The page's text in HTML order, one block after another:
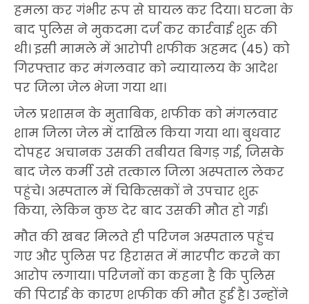
हमला कर गंभीर रूप से घायल कर दिया। घटना के
बाद पुलिस ने मुकदमा दर्ज कर कार्रवाई शुरू की
थी। इसी मामले में आरोपी शफीक अहमद (45) को
गिरफ्तार कर मंगलवार को न्यायालय के आदेश
पर जिला जेल भेजा गया था।
जेल प्रशासन के मुताबिक, शफीक को मंगलवार
शाम जिला जेल में दाखिल किया गया था। बुधवार
दोपहर अचानक उसकी तबीयत बिगड़ गई, जिसके
बाद जेल कर्मी उसे तत्काल जिला अस्पताल लेकर
पहुंचे। अस्पताल में चिकित्सकों ने उपचार शुरू
किया, लेकिन कुछ देर बाद उसकी मौत हो गई।
मौत की खबर मिलते ही परिजन अस्पताल पहुंच
गए और पुलिस पर हिरासत में मारपीट करने का
आरोप लगाया। परिजनों का कहना है कि पुलिस
की पिटाई के कारण शफीक की मौत हुई है। उन्होंने